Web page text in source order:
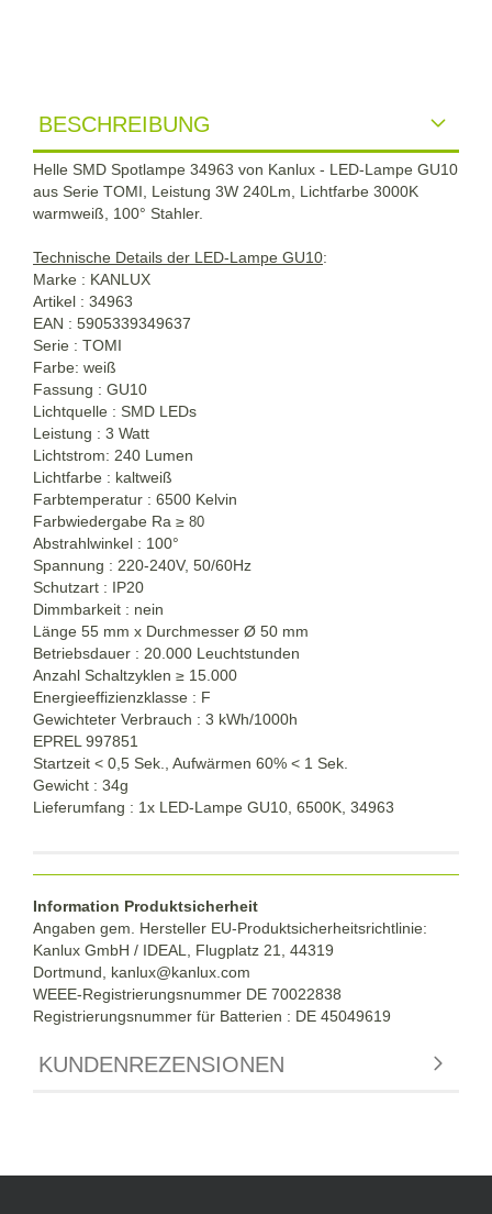
BESCHREIBUNG
Helle SMD Spotlampe 34963 von Kanlux - LED-Lampe GU10
aus Serie TOMI, Leistung 3W 240Lm, Lichtfarbe 3000K
warmweiß, 100° Stahler.
Technische Details der LED-Lampe GU10:
Marke : KANLUX
Artikel : 34963
EAN : 5905339349637
Serie : TOMI
Farbe: weiß
Fassung : GU10
Lichtquelle : SMD LEDs
Leistung : 3 Watt
Lichtstrom: 240 Lumen
Lichtfarbe : kaltweiß
Farbtemperatur : 6500 Kelvin
Farbwiedergabe Ra ≥ 80
Abstrahlwinkel : 100°
Spannung : 220-240V, 50/60Hz
Schutzart : IP20
Dimmbarkeit : nein
Länge 55 mm x Durchmesser Ø 50 mm
Betriebsdauer : 20.000 Leuchtstunden
Anzahl Schaltzyklen ≥ 15.000
Energieeffizienzklasse : F
Gewichteter Verbrauch : 3 kWh/1000h
EPREL 997851
Startzeit < 0,5 Sek., Aufwärmen 60% < 1 Sek.
Gewicht : 34g
Lieferumfang : 1x LED-Lampe GU10, 6500K, 34963
Information Produktsicherheit
Angaben gem. Hersteller EU-Produktsicherheitsrichtlinie:
Kanlux GmbH / IDEAL, Flugplatz 21, 44319
Dortmund, kanlux@kanlux.com
WEEE-Registrierungsnummer DE 70022838
Registrierungsnummer für Batterien : DE 45049619
KUNDENREZENSIONEN